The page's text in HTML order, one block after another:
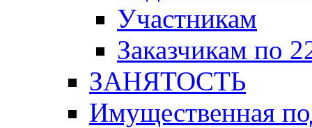
Участникам
Заказчикам по
ЗАНЯТОСТЬ
Имущественная